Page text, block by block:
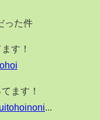
った件
す！
ます！